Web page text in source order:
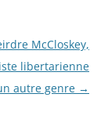
McCloskey,
libertarienne
autre genre →